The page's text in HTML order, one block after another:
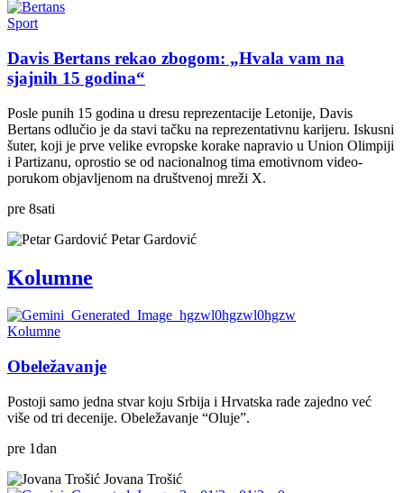
Sport
Davis Bertans rekao zbogom: „Hvala vam na
sjajnih 15 godina“
Posle punih 15 godina u dresu reprezentacije Letonije, Davis
Bertans odlučio je da stavi tačku na reprezentativnu karijeru. Iskusni
šuter, koji je prve velike evropske korake napravio u Union Olimpiji
i Partizanu, oprostio se od nacionalnog tima emotivnom video-
porukom objavljenom na društvenoj mreži X.
pre 8sati
Petar Gardović
Kolumne
Kolumne
Obeležavanje
Postoji samo jedna stvar koju Srbija i Hrvatska rade zajedno već
više od tri decenije. Obeležavanje “Oluje”.
pre 1dan
Jovana Trošić